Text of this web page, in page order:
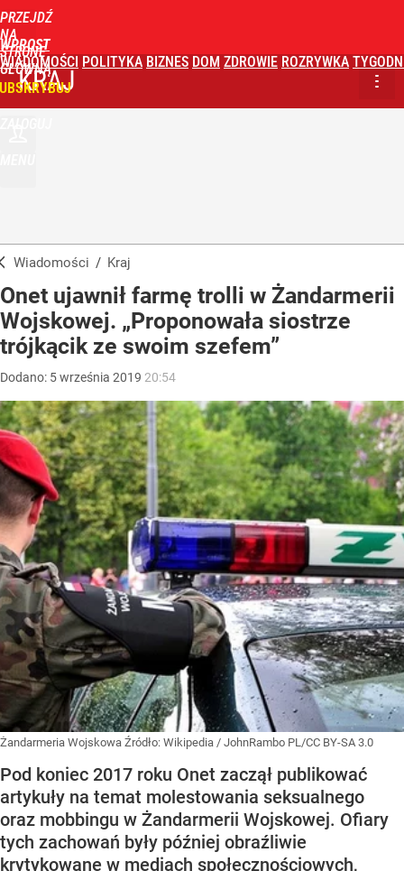
PRZEJDŹ
NA
STRONĘ
GŁÓWNĄ
WPROST
WIADOMOŚCI POLITYKA BIZNES DOM ZDROWIE ROZRYWKA
KRAJ
Wiadomości / Kraj
Onet ujawnił farmę trolli w Żandarmerii
Wojskowej. „Proponowała siostrze
trójkącik ze swoim szefem”
Dodano: 5września 2019 20:54
Żandarmeria Wojskowa Źródło: Wikipedia / JohnRambo PL/CC BY-SA 3.0
Pod koniec 2017 roku Onet zaczął publikować
artykuły na temat molestowania seksualnego
oraz mobbingu w Żandarmerii Wojskowej. Ofiary
tych zachowań były później obraźliwie
krytykowane w mediach społecznościowych,